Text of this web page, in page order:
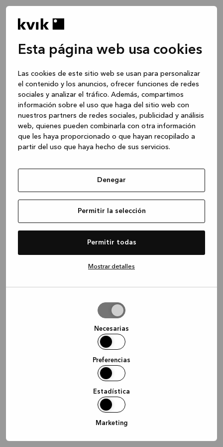
Esta página web usa cookies
Las cookies de este sitio web se usan para personalizar
el contenido y los anuncios, ofrecer funciones de redes
sociales y analizar el tráfico. Además, compartimos
información sobre el uso que haga del sitio web con
nuestros partners de redes sociales, publicidad y análisis
web, quienes pueden combinarla con otra información
que les haya proporcionado o que hayan recopilado a
partir del uso que haya hecho de sus servicios.
Denegar
Permitir la selección
Permitir todas
Mostrar detalles
Necesarias
Preferencias
Estadística
Marketing
Application error: a client-side exception has occurred
loadingwww.kvik.es (see the browser console for more